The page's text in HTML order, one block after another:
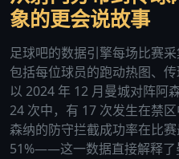
象的更会说故事
足球吧的数据引擎每场比赛
包括每位球员的跑动热图、
以 2024 年 12 月曼城对阵阿
24 次中，有 17 次发生在禁
森纳的防守拦截成功率在比
51%——这一数据直接解释了